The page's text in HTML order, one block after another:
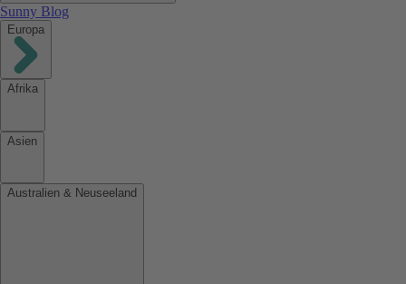
Sunny Blog
Europa
Afrika
Asien
Australien & Neuseeland